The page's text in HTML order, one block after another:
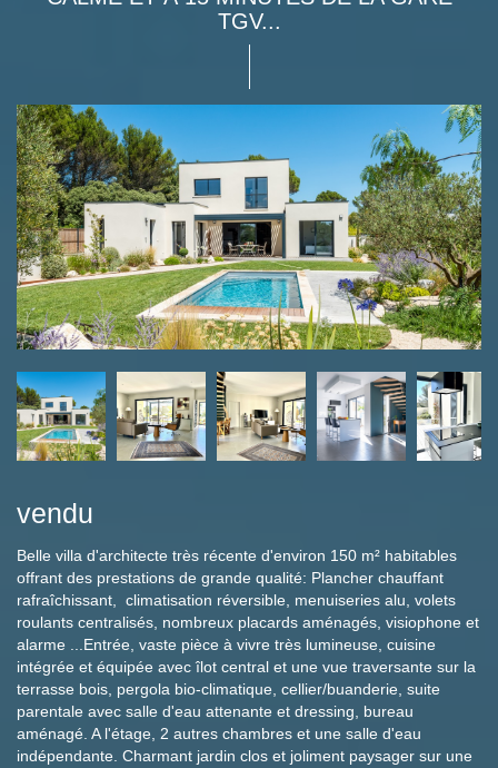
TGV...
vendu
Belle villa d'architecte très récente d'environ 150 m² habitables
offrant des prestations de grande qualité: Plancher chauffant
rafraîchissant, climatisation réversible, menuiseries alu, volets
roulants centralisés, nombreux placards aménagés, visiophone et
alarme ...Entrée, vaste pièce à vivre très lumineuse, cuisine
intégrée et équipée avec îlot central et une vue traversante sur la
terrasse bois, pergola bio-climatique, cellier/buanderie, suite
parentale avec salle d'eau attenante et dressing, bureau
aménagé. A l'étage, 2 autres chambres et une salle d'eau
indépendante. Charmant jardin clos et joliment paysager sur une